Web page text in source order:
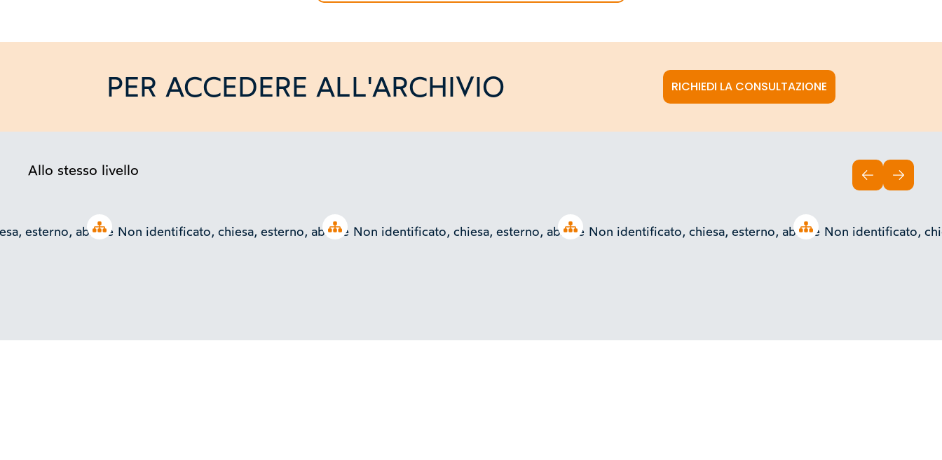
PER ACCEDERE ALL'ARCHIVIO RICHIEDI LA CONSULTAZIONE
Allo stesso livello
Open tree
esterno, abside Open tree
Non identificato, chiesa, esterno, abside Open tree
Non identificato, chiesa, esterno, abside Open tree
Non identificato, chiesa, esterno, abside Non identificato,
INDIETROAVANTI